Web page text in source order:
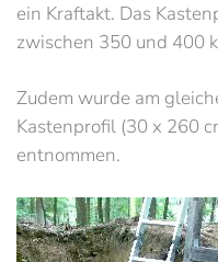
ein Kraftakt. Das
zwischen 350 und 400
Zudem wurde am
Kastenprofil (30 x 260
entnommen.